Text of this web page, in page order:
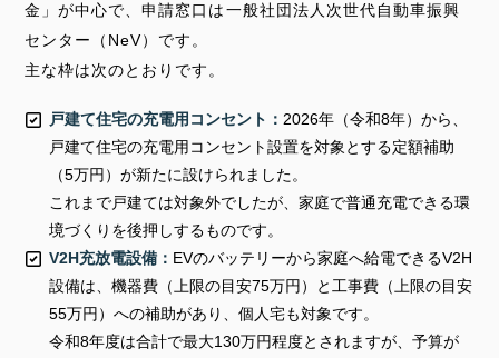
金」が中心で、申請窓口は一般社団法人次世代自動車振興
センター（NeV）です。
主な枠は次のとおりです。
戸建て住宅の充電用コンセント： 2026年（令和8年）から、
戸建て住宅の充電用コンセント設置を対象とする定額補助
（5万円）が新たに設けられました。
これまで戸建ては対象外でしたが、家庭で普通充電できる環
境づくりを後押しするものです。
V2H充放電設備： EVのバッテリーから家庭へ給電できるV2H
設備は、機器費（上限の目安75万円）と工事費（上限の目安
55万円）への補助があり、個人宅も対象です。
令和8年度は合計で最大130万円程度とされますが、予算が